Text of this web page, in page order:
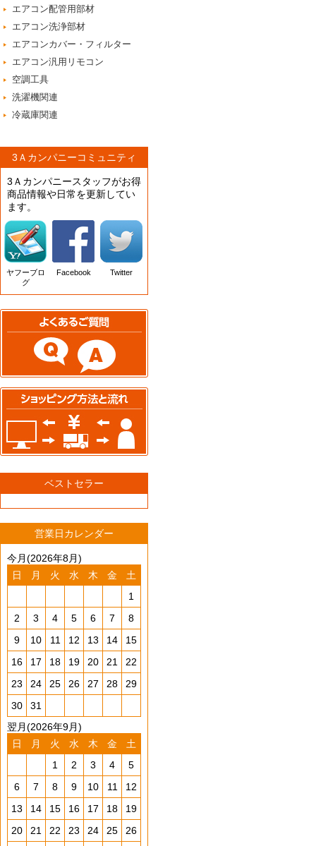
エアコン配管用部材
エアコン洗浄部材
エアコンカバー・フィルター
エアコン汎用リモコン
空調工具
洗濯機関連
冷蔵庫関連
3Ａカンパニーコミュニティ
3Ａカンパニースタッフがお得
商品情報や日常を更新してい
ます。
ヤフーブロ
グ
Facebook Twitter
ベストセラー
営業日カレンダー
今月(2026年8月)
日
月 火 水 木 金
土
1
2
3 4 5 6 7
8
9
10 11 12 13 14
15
16
17 18 19 20 21
22
23
24 25 26 27 28
29
30
31
翌月(2026年9月)
日
月 火 水 木 金
土
1
2 3 4
5
6
7 8 9 10 11
12
13
14 15 16 17 18
19
20
21 22 23 24 25
26